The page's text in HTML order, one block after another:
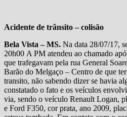
Acidente de trânsito – colisão
Bela Vista – MS. Na data 28/07/17,
20h00 A PM atendeu ao chamado
que trafegavam pela rua General
Barão do Melgaço – Centro de que
transito, não sabendo dizer se havia
constatado o fato e os veículos
via, sendo o veículo Renault Logan,
e Ford F350, cor prata, ano 2009,